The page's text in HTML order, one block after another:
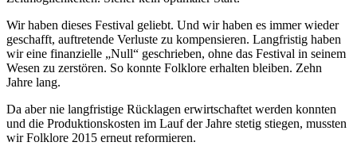
Wir haben dieses Festival geliebt. Und wir haben es immer wieder
geschafft, auftretende Verluste zu kompensieren. Langfristig haben
wir eine finanzielle „Null“ geschrieben, ohne das Festival in seinem
Wesen zu zerstören. So konnte Folklore erhalten bleiben. Zehn
Jahre lang.
Da aber nie langfristige Rücklagen erwirtschaftet werden konnten
und die Produktionskosten im Lauf der Jahre stetig stiegen, mussten
wir Folklore 2015 erneut reformieren.